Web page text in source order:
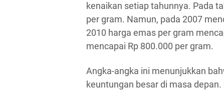
kenaikan setiap tahunnya. Pada
per gram. Namun, pada 2007
2010 harga emas per gram
mencapai Rp 800.000 per gram.
Angka-angka ini menunjukkan
keuntungan besar di masa